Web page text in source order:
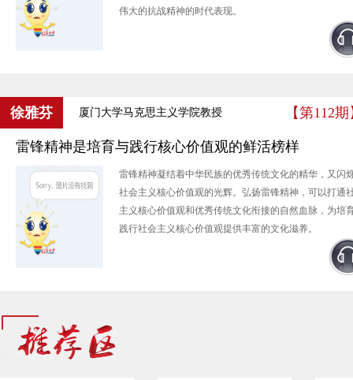
伟大的抗战精神的时代表现。
徐雅芬 厦门大学马克思主义学院教授 【第112
雷锋精神是培育与践行核心价值观的鲜活榜样
雷锋精神凝结着中华民族的优秀传统文化的精华，又闪
社会主义核心价值观的光辉。弘扬雷锋精神，可以打通
主义核心价值观和优秀传统文化衔接的自然血脉，为培
践行社会主义核心价值观提供丰富的文化滋养。